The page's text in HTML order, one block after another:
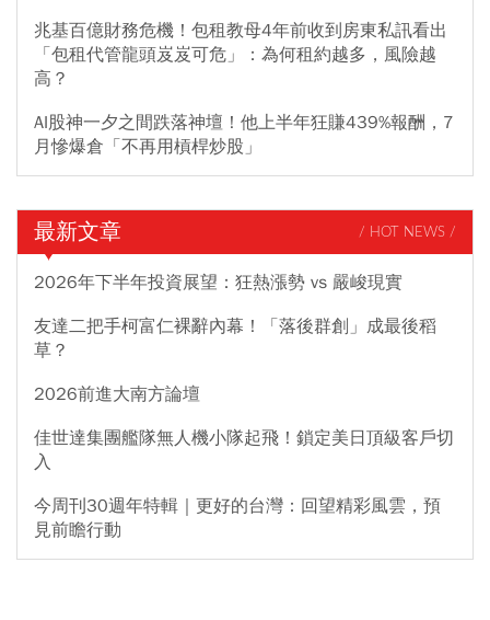
兆基百億財務危機！包租教母4年前收到房東私訊看出
「包租代管龍頭岌岌可危」：為何租約越多，風險越
高？
AI股神一夕之間跌落神壇！他上半年狂賺439%報酬，7
月慘爆倉「不再用槓桿炒股」
最新文章 / HOT NEWS /
2026年下半年投資展望：狂熱漲勢 vs 嚴峻現實
友達二把手柯富仁裸辭內幕！「落後群創」成最後稻
草？
2026前進大南方論壇
佳世達集團艦隊無人機小隊起飛！鎖定美日頂級客戶切
入
今周刊30週年特輯｜更好的台灣：回望精彩風雲，預
見前瞻行動